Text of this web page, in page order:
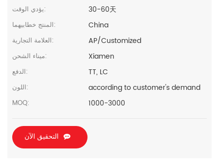
يؤدي الوقت: 30-60天
المنتج خطابيهما: China
العلامة التجارية: AP/Customized
ميناء الشحن: Xiamen
الدفع: TT, LC
اللون: according to customer's demand
MOQ: 1000-3000
التحقيق الآن